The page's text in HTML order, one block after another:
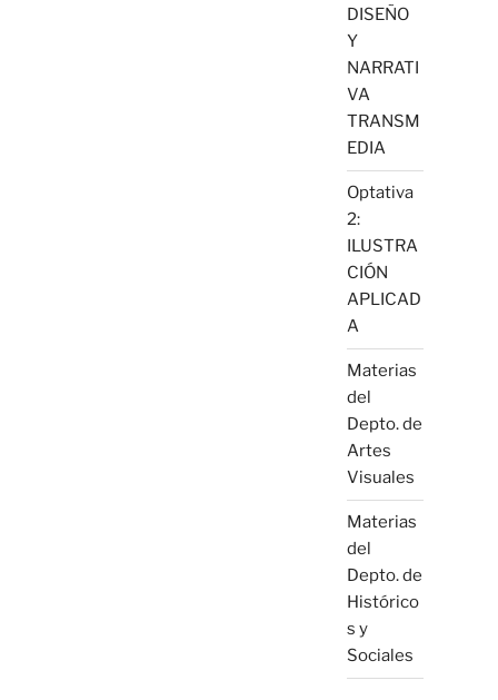
DISEÑO
Y
NARRATI
VA
TRANSM
EDIA
Optativa
2:
ILUSTRA
CIÓN
APLICAD
A
Materias
del
Depto. de
Artes
Visuales
Materias
del
Depto. de
Histórico
s y
Sociales